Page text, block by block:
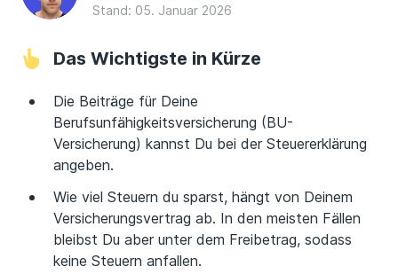
Stand: 05. Januar 2026
Das Wichtigste in Kürze
Die Beiträge für Deine
Berufsunfähigkeitsversicherung (BU-
Versicherung) kannst Du bei der Steuererklärung
angeben.
Wie viel Steuern du sparst, hängt von Deinem
Versicherungsvertrag ab. In den meisten Fällen
bleibst Du aber unter dem Freibetrag, sodass
keine Steuern anfallen.